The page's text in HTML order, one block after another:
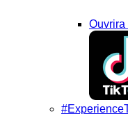
Ouvrira